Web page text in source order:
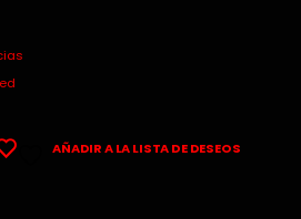
AÑADIR A LA LISTA DE DESEOS